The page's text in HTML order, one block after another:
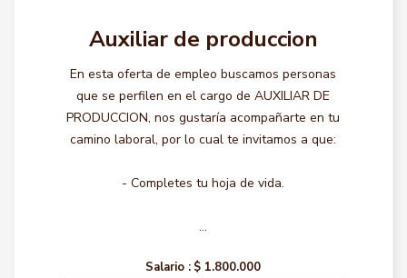
Auxiliar de produccion
En esta oferta de empleo buscamos personas
que se perfilen en el cargo de AUXILIAR DE
PRODUCCION, nos gustaría acompañarte en tu
camino laboral, por lo cual te invitamos a que:
- Completes tu hoja de vida.
...
Salario : $ 1.800.000